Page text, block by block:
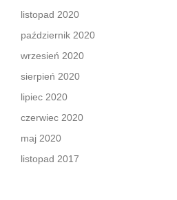
listopad 2020
październik 2020
wrzesień 2020
sierpień 2020
lipiec 2020
czerwiec 2020
maj 2020
listopad 2017